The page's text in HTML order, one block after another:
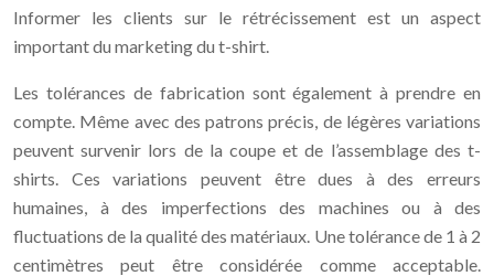
Informer les clients sur le rétrécissement est un aspect
important du marketing du t-shirt.
Les tolérances de fabrication sont également à prendre en
compte. Même avec des patrons précis, de légères variations
peuvent survenir lors de la coupe et de l’assemblage des t-
shirts. Ces variations peuvent être dues à des erreurs
humaines, à des imperfections des machines ou à des
fluctuations de la qualité des matériaux. Une tolérance de 1 à 2
centimètres peut être considérée comme acceptable.